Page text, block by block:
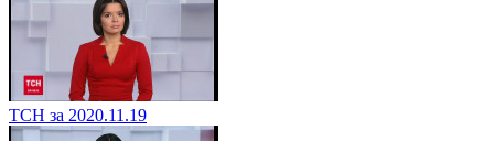
ТСН за 2020.11.19